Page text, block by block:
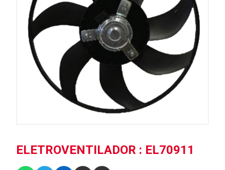
ELETROVENTILADOR : EL70911